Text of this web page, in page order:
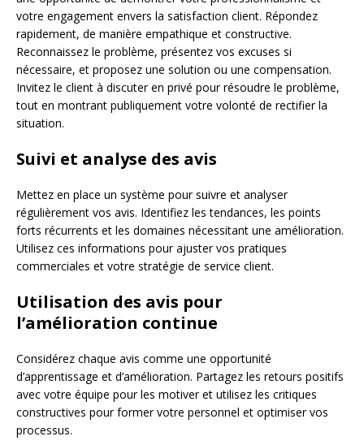
votre engagement envers la satisfaction client. Répondez
rapidement, de manière empathique et constructive.
Reconnaissez le problème, présentez vos excuses si
nécessaire, et proposez une solution ou une compensation.
Invitez le client à discuter en privé pour résoudre le problème,
tout en montrant publiquement votre volonté de rectifier la
situation.
Suivi et analyse des avis
Mettez en place un système pour suivre et analyser
régulièrement vos avis. Identifiez les tendances, les points
forts récurrents et les domaines nécessitant une amélioration.
Utilisez ces informations pour ajuster vos pratiques
commerciales et votre stratégie de service client.
Utilisation des avis pour
l’amélioration continue
Considérez chaque avis comme une opportunité
d’apprentissage et d’amélioration. Partagez les retours positifs
avec votre équipe pour les motiver et utilisez les critiques
constructives pour former votre personnel et optimiser vos
processus.